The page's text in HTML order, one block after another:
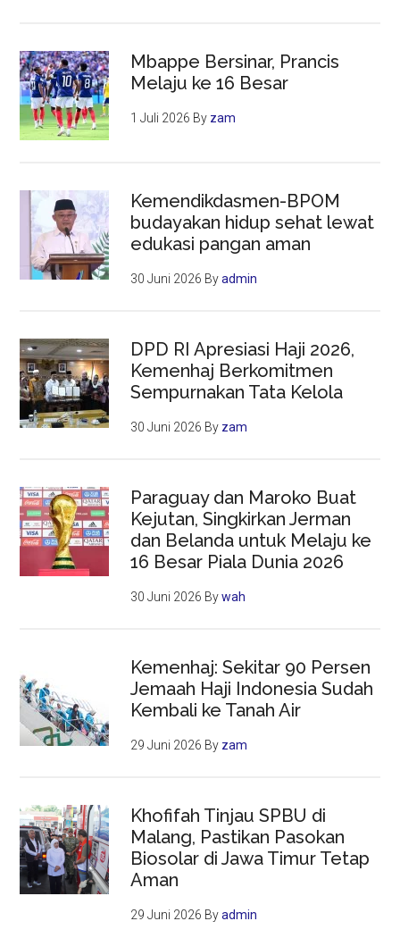
Mbappe Bersinar, Prancis
Melaju ke 16 Besar
1 Juli 2026 By zam
Kemendikdasmen-BPOM
budayakan hidup sehat lewat
edukasi pangan aman
30 Juni 2026 Byadmin
DPD RI Apresiasi Haji 2026,
Kemenhaj Berkomitmen
Sempurnakan Tata Kelola
30 Juni 2026 By zam
Paraguay dan Maroko Buat
Kejutan, Singkirkan Jerman
dan Belanda untuk Melaju ke
16 Besar Piala Dunia 2026
30 Juni 2026 Bywah
Kemenhaj: Sekitar 90 Persen
Jemaah Haji Indonesia Sudah
Kembali ke Tanah Air
29 Juni 2026 By zam
Khofifah Tinjau SPBU di
Malang, Pastikan Pasokan
Biosolar di Jawa Timur Tetap
Aman
29 Juni 2026 Byadmin